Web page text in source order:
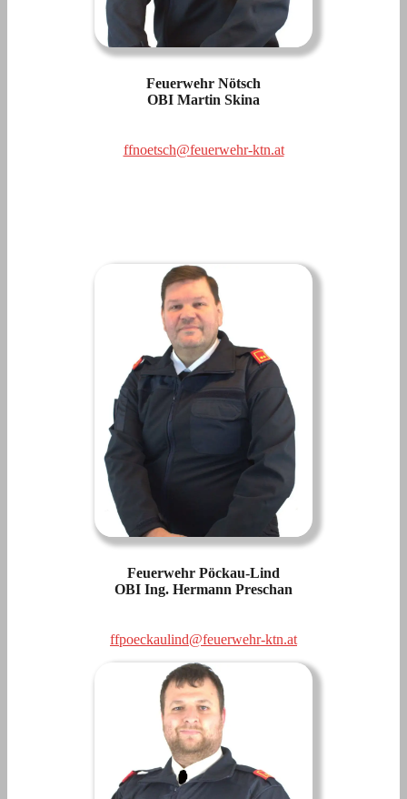
Feuerwehr Nötsch
OBI Martin Skina
ffnoetsch@feuerwehr-ktn.at
Feuerwehr Pöckau-Lind
OBI Ing. Hermann Preschan
ffpoeckaulind@feuerwehr-ktn.at